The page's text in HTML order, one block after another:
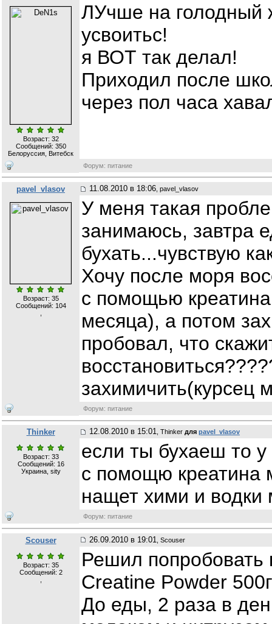
Возраст: 32
Сообщений: 350
Белоруссия, Витебск
ЛУчше на голодный
усвоитьс!
я ВОТ так делал!
Приходил после
через пол часа
Форум: питание
pavel_vlasov 11.08.2010 в 18:06 , pavel_vlasov
Возраст: 35
Сообщений: 104
У меня такая
занимаюсь, завтра
бухать...чувствую
Хочу после моря
с помощью
месяца), а потом
пробовал, что
захимичить(курсец
Форум: питание
Thinker 12.08.2010 в 15:01 , Thinker для pavel_vlasov
Возраст: 33
Сообщений: 16
Украина, sity
если ты бухаеш то
с помощю креатина
нащет хими и водки
Форум: питание
Scouser 26.09.2010 в 19:01 , Scouser
Возраст: 35
Сообщений: 2
Решил попробовать
Creatine Powder
До еды, 2 раза в